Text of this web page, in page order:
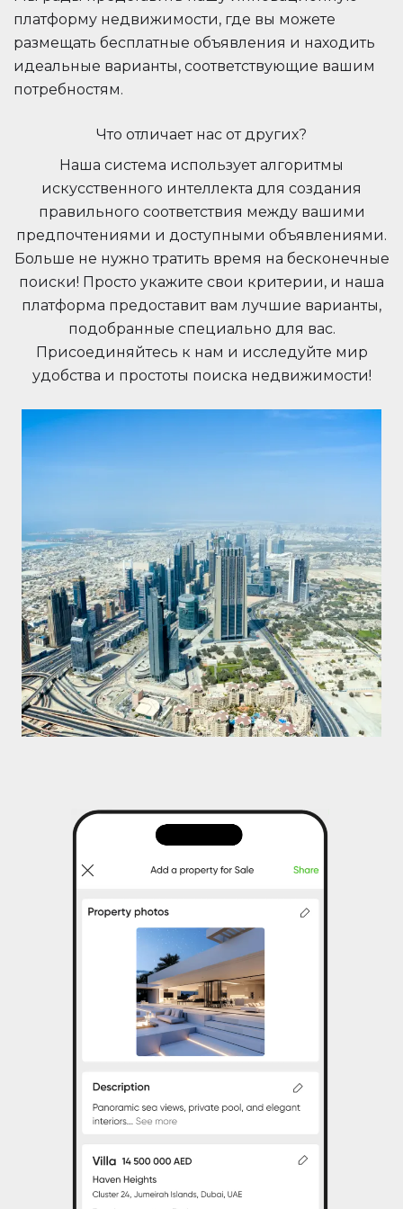
платформу недвижимости, где вы можете
размещать бесплатные объявления и находить
идеальные варианты, соответствующие вашим
потребностям.
Что отличает нас от других?
Наша система использует алгоритмы
искусственного интеллекта для создания
правильного соответствия между вашими
предпочтениями и доступными объявлениями.
Больше не нужно тратить время на бесконечные
поиски! Просто укажите свои критерии, и наша
платформа предоставит вам лучшие варианты,
подобранные специально для вас.
Присоединяйтесь к нам и исследуйте мир
удобства и простоты поиска недвижимости!